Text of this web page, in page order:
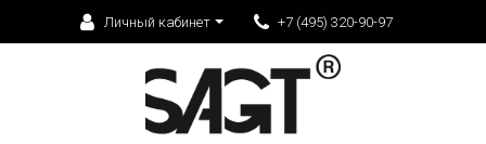
Личный кабинет +7 (495) 320-90-97